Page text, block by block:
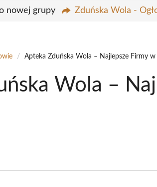
nowej grupy Zduńska Wola -
/ Apteka Zduńska Wola – Najlepsze Firmy
Wola –